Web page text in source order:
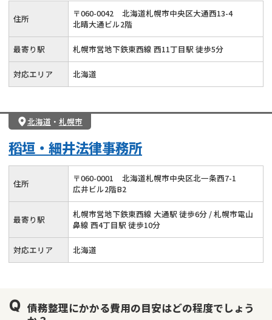
住所 〒060-0042
北海道札幌市中央区大通西13-4
北晴大通ビル2階
最寄り駅 札幌市営地下鉄東西線 西11丁目駅 徒歩5分
対応エリア 北海道
北海道 ・ 札幌市
稻垣・細井法律事務所
住所 〒060-0001
北海道札幌市中央区北一条西7-1
広井ビル2階B2
最寄り駅
札幌市営地下鉄東西線 大通駅 徒歩6分 / 札幌市電山
鼻線 西4丁目駅 徒歩10分
対応エリア 北海道
債務整理にかかる費用の目安はどの程度でしょう